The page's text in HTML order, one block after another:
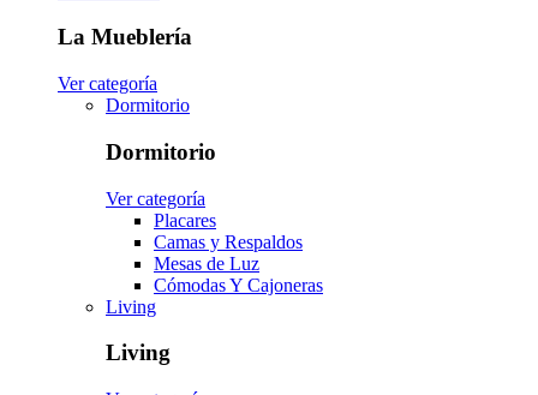
La Mueblería
Ver categoría
Dormitorio
Dormitorio
Ver categoría
Placares
Camas y Respaldos
Mesas de Luz
Cómodas Y Cajoneras
Living
Living